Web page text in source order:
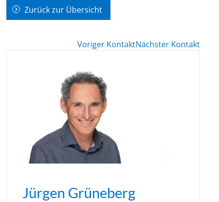
Zurück zur Übersicht
Voriger KontaktNächster Kontakt
Jürgen Grüneberg